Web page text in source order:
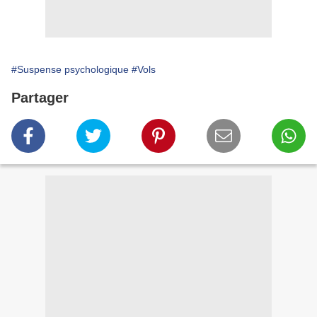
#Suspense psychologique #Vols
Partager